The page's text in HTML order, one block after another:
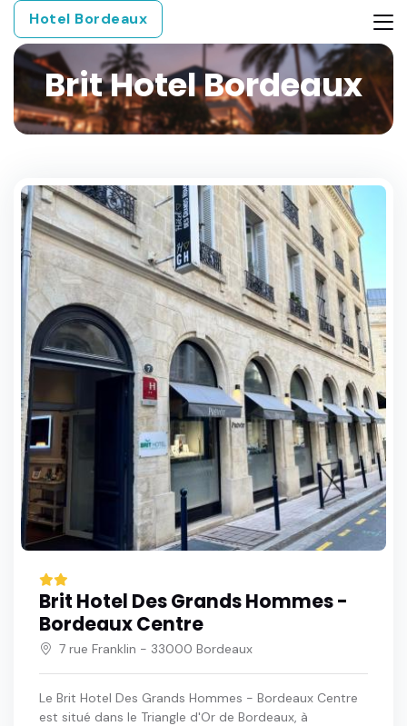
Hotel Bordeaux
Brit Hotel Bordeaux
Brit Hotel Des Grands Hommes -
Bordeaux Centre
7 rue Franklin - 33000 Bordeaux
Le Brit Hotel Des Grands Hommes - Bordeaux Centre
est situé dans le Triangle d'Or de Bordeaux, à